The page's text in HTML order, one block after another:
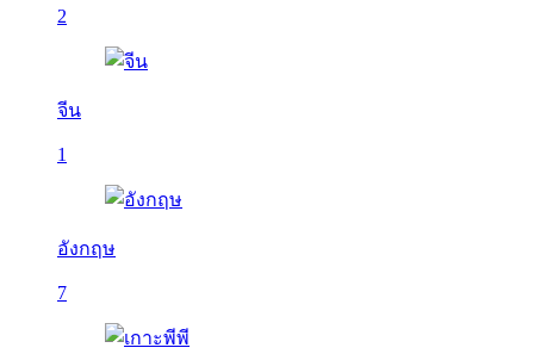
2
จีน
1
อังกฤษ
7